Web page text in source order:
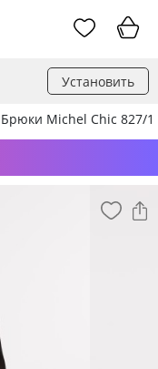
Установить
Брюки Michel Chic 827/